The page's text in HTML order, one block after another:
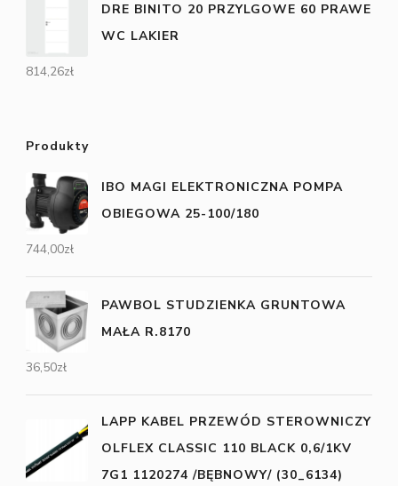
DRE BINITO 20 PRZYLGOWE 60 PRAWE
WC LAKIER
814,26zł
Produkty
IBO MAGI ELEKTRONICZNA POMPA
OBIEGOWA 25-100/180
744,00zł
PAWBOL STUDZIENKA GRUNTOWA
MAŁA R.8170
36,50zł
LAPP KABEL PRZEWÓD STEROWNICZY
OLFLEX CLASSIC 110 BLACK 0,6/1KV
7G1 1120274 /BĘBNOWY/ (30_6134)